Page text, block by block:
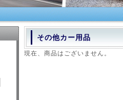
その他カー用品
現在、商品はございません。